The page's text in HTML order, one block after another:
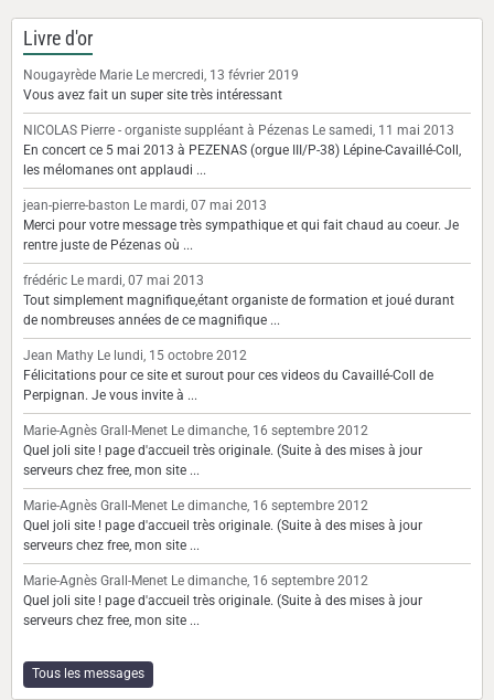
Livre d'or
Nougayrède Marie Le mercredi, 13 février 2019
Vous avez fait un super site très intéressant
NICOLAS Pierre - organiste suppléant à Pézenas Le samedi, 11 mai 2013
En concert ce 5 mai 2013 à PEZENAS (orgue III/P-38) Lépine-Cavaillé-Coll,
les mélomanes ont applaudi ...
jean-pierre-baston Le mardi, 07 mai 2013
Merci pour votre message très sympathique et qui fait chaud au coeur. Je
rentre juste de Pézenas où ...
frédéric Le mardi, 07 mai 2013
Tout simplement magnifique,étant organiste de formation et joué durant
de nombreuses années de ce magnifique ...
Jean Mathy Le lundi, 15 octobre 2012
Félicitations pour ce site et surout pour ces videos du Cavaillé-Coll de
Perpignan. Je vous invite à ...
Marie-Agnès Grall-Menet Le dimanche, 16 septembre 2012
Quel joli site ! page d'accueil très originale. (Suite à des mises à jour
serveurs chez free, mon site ...
Marie-Agnès Grall-Menet Le dimanche, 16 septembre 2012
Quel joli site ! page d'accueil très originale. (Suite à des mises à jour
serveurs chez free, mon site ...
Marie-Agnès Grall-Menet Le dimanche, 16 septembre 2012
Quel joli site ! page d'accueil très originale. (Suite à des mises à jour
serveurs chez free, mon site ...
Tous les messages